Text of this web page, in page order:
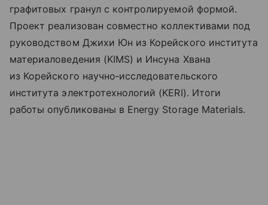
графитовых гранул с контролируемой формой.
Проект реализован совместно коллективами под
руководством Джихи Юн из Корейского института
материаловедения (KIMS) и Инсуна Хвана
из Корейского научно‑исследовательского
института электротехнологий (KERI). Итоги
работы опубликованы в Energy Storage Materials.